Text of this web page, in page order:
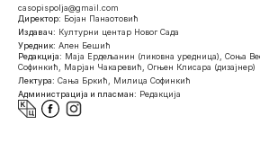
casopispolja@gmail.com
Директор: Бојан Панаотовић
Издавач: Културни центар Новог Сада
Уредник: Ален Бешић
Редакција: Маја Ердељанин (ликовна уредница), Соња
Софинкић, Марјан Чакаревић, Огњен Клисара (дизајнер)
Лектура: Сања Бркић, Милица Софинкић
Администрација и пласман: Редакција